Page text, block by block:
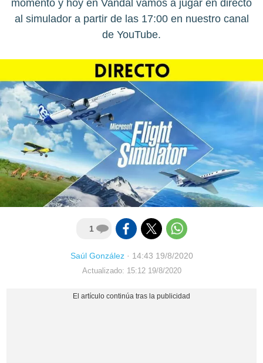
momento y hoy en Vandal vamos a jugar en directo
al simulador a partir de las 17:00 en nuestro canal
de YouTube.
1
Saúl González· 14:43 19/8/2020
Actualizado: 15:12 19/8/2020